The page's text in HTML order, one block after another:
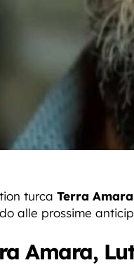
turca Terra Amara
alle prossime
Amara,